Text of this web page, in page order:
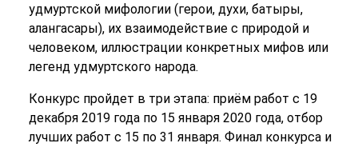
удмуртской мифологии (герои, духи, батыры,
алангасары), их взаимодействие с природой и
человеком, иллюстрации конкретных мифов или
легенд удмуртского народа.
Конкурс пройдет в три этапа: приём работ с 19
декабря 2019 года по 15 января 2020 года, отбор
лучших работ с 15 по 31 января. Финал конкурса и